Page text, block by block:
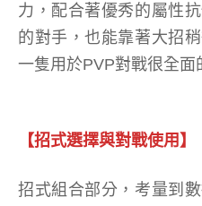
力，配合著優秀的屬性
的對手，也能靠著大招
一隻用於PVP對戰很全面
【招式選擇與對戰使用】
招式組合部分，考量到